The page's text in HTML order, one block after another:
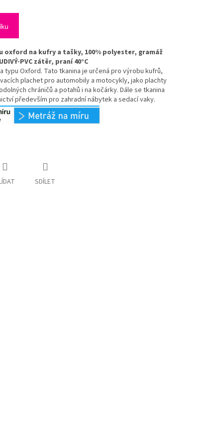
na kufry a tašky, 100% polyester, gramáž
PVC zátěr, praní 40°C
typu Oxford. Tato tkanina je určená pro výrobu kufrů,
plachet pro automobily a motocykly, jako plachty
chráničů a potahů i na kočárky. Dále se tkanina
především pro zahradní nábytek a sedací vaky.
SDÍLET